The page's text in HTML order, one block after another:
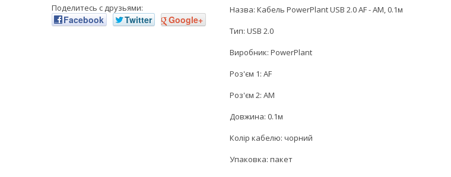
Поделитесь с друзьями:
Facebook Twitter Google+
Назва: Кабель PowerPlant USB 2.0 AF - AM, 0.1м
Тип: USB 2.0
Виробник: PowerPlant
Роз'єм 1: AF
Роз'єм 2: AM
Довжина: 0.1м
Колір кабелю: чорний
Упаковка: пакет